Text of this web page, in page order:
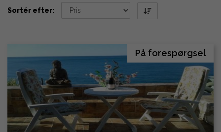
Sortér efter:
På forespørgsel